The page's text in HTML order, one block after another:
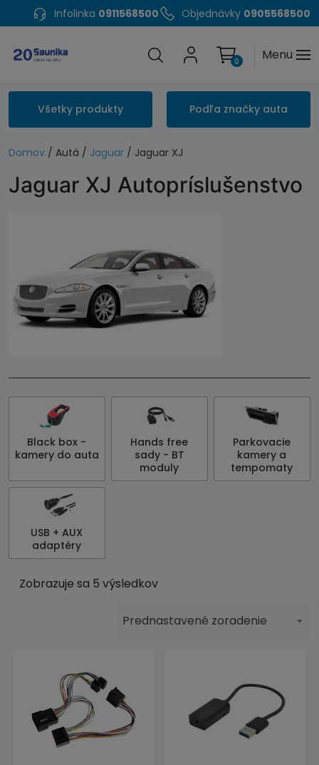
Infolinka 0911568500 Objednávky 0905568500
Menu
0
Všetky produkty Podľa značky auta
Domov / Autá / Jaguar / Jaguar XJ
Jaguar XJ Autopríslušenstvo
Black box -
kamery do auta
Hands free
sady - BT
moduly
Parkovacie
kamery a
tempomaty
USB + AUX
adaptéry
Zobrazuje sa 5 výsledkov
Prednastavené zoradenie